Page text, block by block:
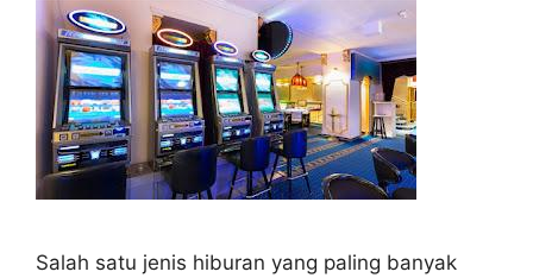
Salah satu jenis hiburan yang paling banyak